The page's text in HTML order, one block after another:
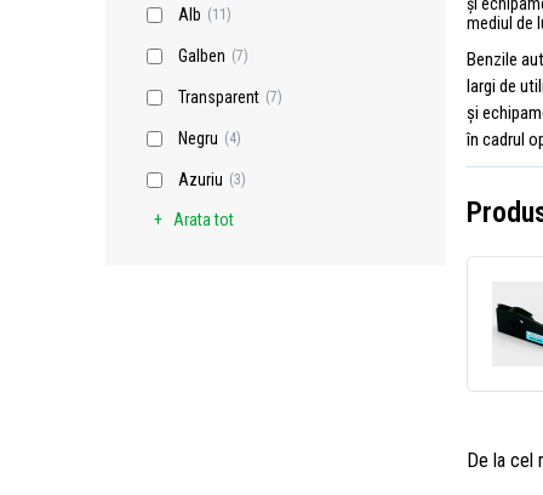
Alb (11)
Galben (7)
Transparent (7)
Negru (4)
Azuriu (3)
Arata tot
mediul de
Benzile
largi de
și
în cadrul
De la cel